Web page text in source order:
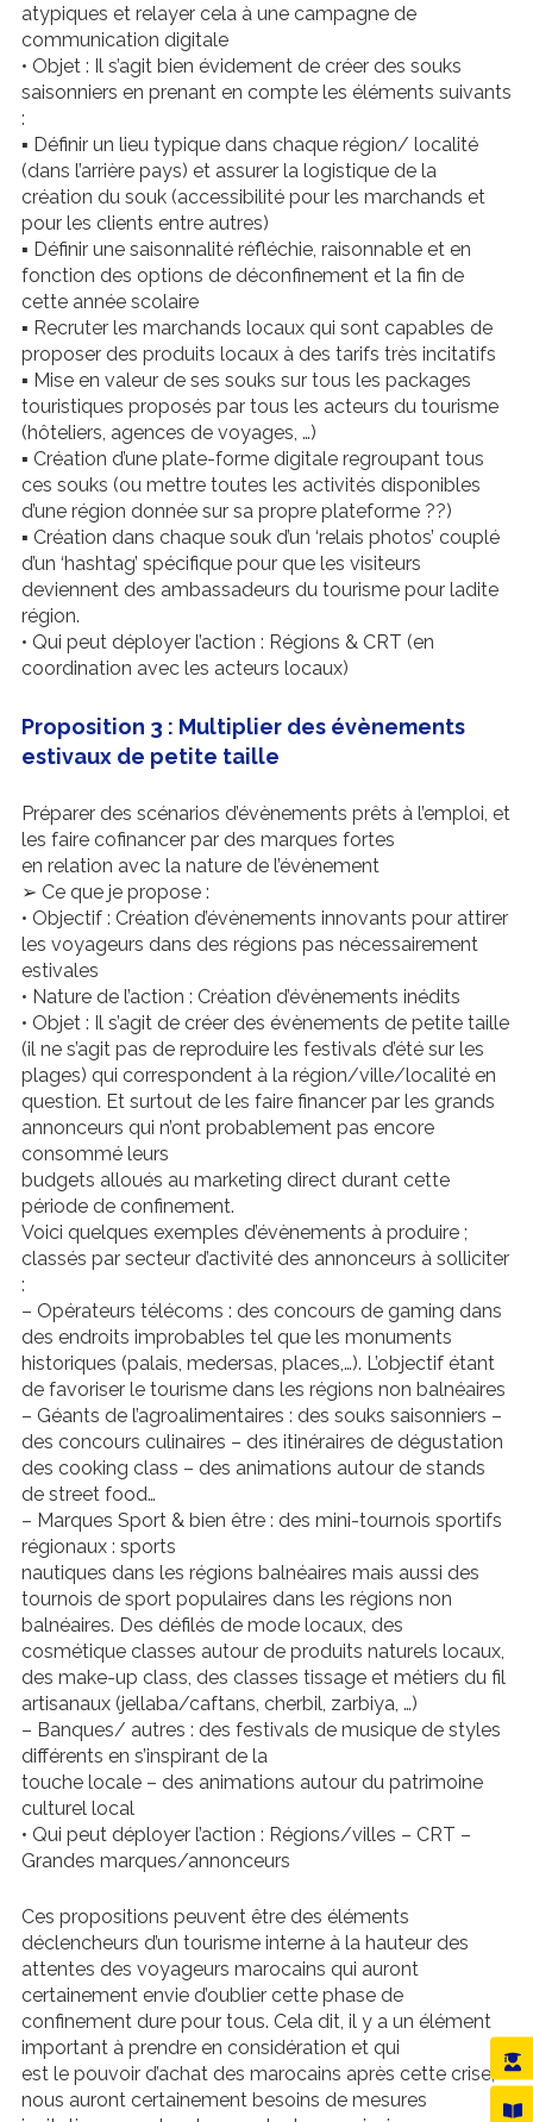
atypiques et relayer cela à une campagne de
communication digitale
• Objet : Il s’agit bien évidement de créer des souks
saisonniers en prenant en compte les éléments suivants
:
▪ Définir un lieu typique dans chaque région/ localité
(dans l’arrière pays) et assurer la logistique de la
création du souk (accessibilité pour les marchands et
pour les clients entre autres)
▪ Définir une saisonnalité réfléchie, raisonnable et en
fonction des options de déconfinement et la fin de
cette année scolaire
▪ Recruter les marchands locaux qui sont capables de
proposer des produits locaux à des tarifs très incitatifs
▪ Mise en valeur de ses souks sur tous les packages
touristiques proposés par tous les acteurs du tourisme
(hôteliers, agences de voyages, …)
▪ Création d’une plate-forme digitale regroupant tous
ces souks (ou mettre toutes les activités disponibles
d’une région donnée sur sa propre plateforme ??)
▪ Création dans chaque souk d’un ‘relais photos’ couplé
d’un ‘hashtag’ spécifique pour que les visiteurs
deviennent des ambassadeurs du tourisme pour ladite
région.
• Qui peut déployer l’action : Régions & CRT (en
coordination avec les acteurs locaux)
Proposition 3 : Multiplier des évènements
estivaux de petite taille
Préparer des scénarios d’évènements prêts à l’emploi, et
les faire cofinancer par des marques fortes
en relation avec la nature de l’évènement
➢ Ce que je propose :
• Objectif : Création d’évènements innovants pour attirer
les voyageurs dans des régions pas nécessairement
estivales
• Nature de l’action : Création d’évènements inédits
• Objet : Il s’agit de créer des évènements de petite taille
(il ne s’agit pas de reproduire les festivals d’été sur les
plages) qui correspondent à la région/ville/localité en
question. Et surtout de les faire financer par les grands
annonceurs qui n’ont probablement pas encore
consommé leurs
budgets alloués au marketing direct durant cette
période de confinement.
Voici quelques exemples d’évènements à produire ;
classés par secteur d’activité des annonceurs à solliciter
:
– Opérateurs télécoms : des concours de gaming dans
des endroits improbables tel que les monuments
historiques (palais, medersas, places,…). L’objectif étant
de favoriser le tourisme dans les régions non balnéaires
– Géants de l’agroalimentaires : des souks saisonniers –
des concours culinaires – des itinéraires de dégustation
des cooking class – des animations autour de stands
de street food…
– Marques Sport & bien être : des mini-tournois sportifs
régionaux : sports
nautiques dans les régions balnéaires mais aussi des
tournois de sport populaires dans les régions non
balnéaires. Des défilés de mode locaux, des
cosmétique classes autour de produits naturels locaux,
des make-up class, des classes tissage et métiers du fil
artisanaux (jellaba/caftans, cherbil, zarbiya, …)
– Banques/ autres : des festivals de musique de styles
différents en s’inspirant de la
touche locale – des animations autour du patrimoine
culturel local
• Qui peut déployer l’action : Régions/villes – CRT –
Grandes marques/annonceurs
Ces propositions peuvent être des éléments
déclencheurs d’un tourisme interne à la hauteur des
attentes des voyageurs marocains qui auront
certainement envie d’oublier cette phase de
confinement dure pour tous. Cela dit, il y a un élément
important à prendre en considération et qui
est le pouvoir d’achat des marocains après cette crise,
nous auront certainement besoins de mesures